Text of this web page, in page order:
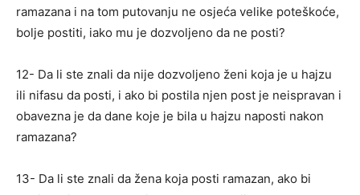
ramazana i na tom putovanju ne osjeća velike poteškoće,
bolje postiti, iako mu je dozvoljeno da ne posti?
12- Da li ste znali da nije dozvoljeno ženi koja je u hajzu
ili nifasu da posti, i ako bi postila njen post je neispravan i
obavezna je da dane koje je bila u hajzu naposti nakon
ramazana?
13- Da li ste znali da žena koja posti ramazan, ako bi